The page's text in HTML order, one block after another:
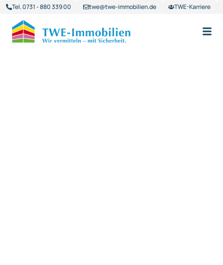
Tel. 0731 - 880 339 00 twe@twe-immobilien.de TWE-Karriere